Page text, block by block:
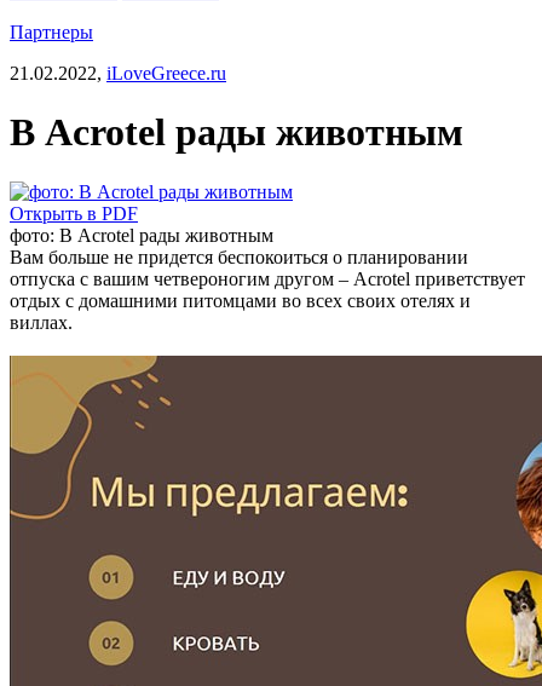
Партнеры
21.02.2022, iLoveGreece.ru
В Acrotel рады животным
Открыть в PDF
фото: В Acrotel рады животным
Вам больше не придется беспокоиться о планировании
отпуска с вашим четвероногим другом – Acrotel приветствует
отдых с домашними питомцами во всех своих отелях и
виллах.